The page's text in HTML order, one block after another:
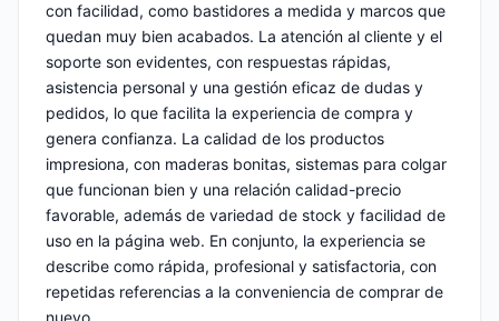
con facilidad, como bastidores a medida y marcos que
quedan muy bien acabados. La atención al cliente y el
soporte son evidentes, con respuestas rápidas,
asistencia personal y una gestión eficaz de dudas y
pedidos, lo que facilita la experiencia de compra y
genera confianza. La calidad de los productos
impresiona, con maderas bonitas, sistemas para colgar
que funcionan bien y una relación calidad-precio
favorable, además de variedad de stock y facilidad de
uso en la página web. En conjunto, la experiencia se
describe como rápida, profesional y satisfactoria, con
repetidas referencias a la conveniencia de comprar de